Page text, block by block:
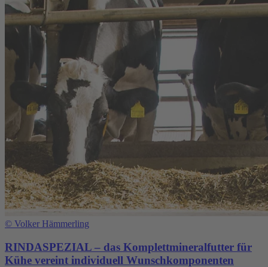
© Volker Hämmerling
RINDASPEZIAL – das Komplettmineralfutter für
Kühe vereint individuell Wunschkomponenten